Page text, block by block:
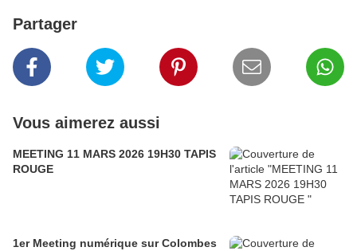
Partager
Vous aimerez aussi
MEETING 11 MARS 2026 19H30 TAPIS
ROUGE
1er Meeting numérique sur Colombes